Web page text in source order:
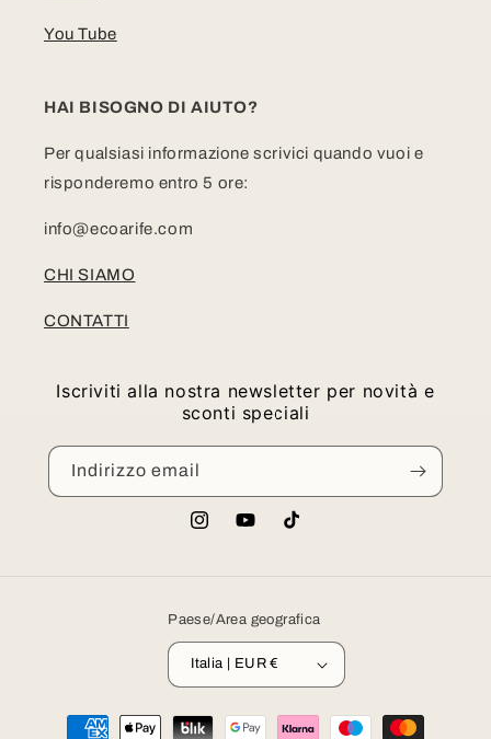
You Tube
HAI BISOGNO DI AIUTO?
Per qualsiasi informazione scrivici quando vuoi e
risponderemo entro 5 ore:
info@ecoarife.com
CHI SIAMO
CONTATTI
Iscriviti alla nostra newsletter per novità e
sconti speciali
Indirizzo email
InstagramYouTubeTikTok
Paese/Area geografica
Italia | EUR €
Metodi